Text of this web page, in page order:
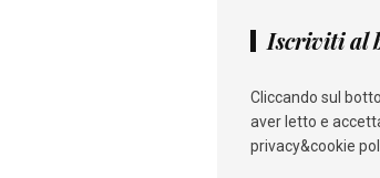
Iscriviti al
Cliccando sul
aver letto e
privacy&cookie